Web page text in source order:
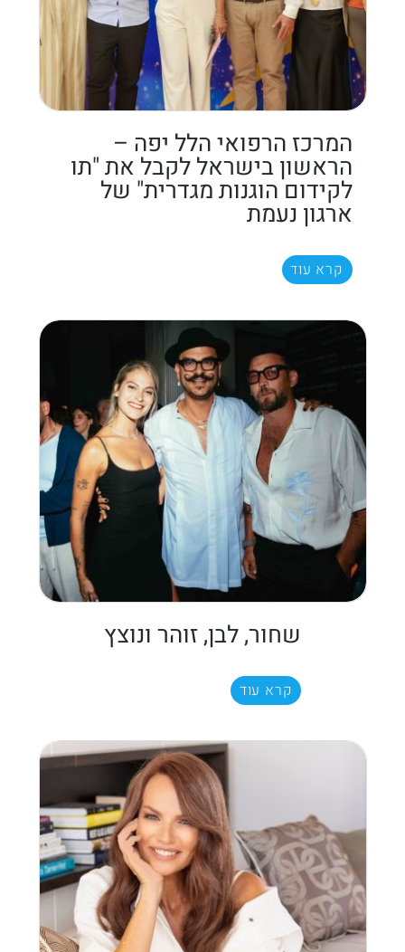
המרכז הרפואי הלל יפה –
הראשון בישראל לקבל את "תו
לקידום הוגנות מגדרית" של
ארגון נעמת
קרא עוד
שחור, לבן, זוהר ונוצץ
קרא עוד